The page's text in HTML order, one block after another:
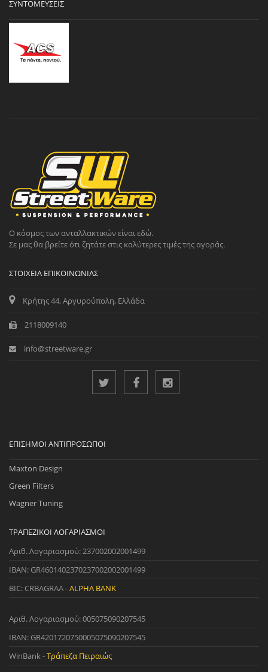
ΣΥΝΤΟΜΕΎΣΕΙΣ
Ο κόσμος των ανταλλακτικών είναι εδώ.
Σε μας θα βρείτε ότι ζητάτε στις καλύτερες τιμές της αγοράς.
ΣΤΟΙΧΕΊΑ ΕΠΙΚΟΙΝΩΝΊΑΣ
Κρήτης 44, Αργυρούπολη, Ελλάδα
2118009140
info@streetware.gr
ΕΠΊΣΗΜΟΙ ΑΝΤΙΠΡΌΣΩΠΟΙ
Maxton Design
Green Filters
Wagner Tuning
ΤΡΑΠΕΖΙΚΟΊ ΛΟΓΑΡΙΑΣΜΟΊ
Αριθ. Λογαριασμού: 237002002001499
IBAN: GR4601402370237002002001499
BIC: CRBAGRAA -ALPHA BANK
Αριθ. Λογαριασμού: 005075090207545
IBAN: GR4201720750005075090207545
WinBank -Τράπεζα Πειραιώς